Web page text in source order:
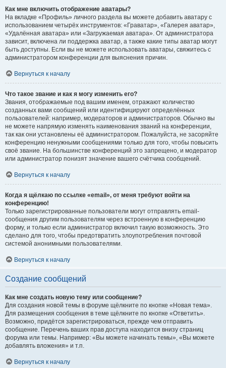
Как мне включить отображение аватары?
На вкладке «Профиль» личного раздела вы можете добавить аватару с
использованием четырёх инструментов: «Граватар», «Галерея аватар»,
«Удалённая аватара» или «Загружаемая аватара». От администратора
зависит, включена ли поддержка аватар, а также какие типы аватар могут
быть доступны. Если вы не можете использовать аватары, свяжитесь с
администратором конференции для выяснения причин.
Вернуться к началу
Что такое звание и как я могу изменить его?
Звания, отображаемые под вашим именем, отражают количество
созданных вами сообщений или идентифицируют определённых
пользователей: например, модераторов и администраторов. Обычно вы
не можете напрямую изменять наименования званий на конференции,
так как они установлены её администратором. Пожалуйста, не засоряйте
конференцию ненужными сообщениями только для того, чтобы повысить
своё звание. На большинстве конференций это запрещено, и модератор
или администратор понизят значение вашего счётчика сообщений.
Вернуться к началу
Когда я щёлкаю по ссылке «email», от меня требуют войти на
конференцию!
Только зарегистрированные пользователи могут отправлять email-
сообщения другим пользователям через встроенную в конференцию
форму, и только если администратор включил такую возможность. Это
сделано для того, чтобы предотвратить злоупотребления почтовой
системой анонимными пользователями.
Вернуться к началу
Создание сообщений
Как мне создать новую тему или сообщение?
Для создания новой темы в форуме щёлкните по кнопке «Новая тема».
Для размещения сообщения в теме щёлкните по кнопке «Ответить».
Возможно, придётся зарегистрироваться, прежде чем отправить
сообщение. Перечень ваших прав доступа находится внизу страниц
форума или темы. Например: «Вы можете начинать темы», «Вы можете
добавлять вложения» и т.п.
Вернуться к началу